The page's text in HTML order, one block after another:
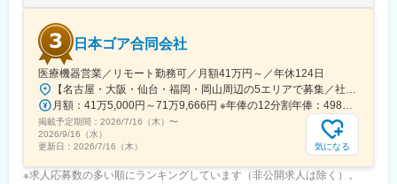
日本ゴア合同会社
医療機器営業／リモート勤務可／月額41万円～／年休124日
【名古屋・大阪・仙台・福岡・岡山周辺の5エリアで募集／社用車使用可】就業場所：ホームオフィス／顧客先への直行直帰スタイル(1)名古屋エリア愛知県、岐阜県、福井県、三重県(2)大阪エリア滋賀県、京都府、大阪府、兵庫県、奈良県、和歌山県(3)仙台エリア宮城県、青森県、秋田県、山形県、岩手県、福島県※上記東北6件をチームで担当(4)福岡エリア福岡県、大分県、佐賀県、熊本県、長崎県、宮崎県、鹿児島県、沖縄県(5)岡山エリア鳥取県、島根県、岡山県、広島県、山口県※今後は東京エリアでの募集も予定です。◎社用車での訪問が可能です◎訪問のない日は在宅勤務となります◎研修、社内の打ち合わせ、イベント等で出社が発生する可能性がございます◎転勤は基本ありません本社：東京都港区港南1-8-15 Wビル14F受動喫煙対策：敷地内全面禁煙
月額：41万5,000円～71万9,666円 ※年俸の12分割年俸：498万円～863万5,992円（固定残業手当を含む）＋Sales Pay（内訳）年額（基本給）：450万円～800万円固定残業手当：月4万円～5万3,000円（12時間分）※超過した時間外労働の残業手当は追加支給◎Sales Pay：年額（基本給）の10％支給あり
掲載予定期間： 2026/7/16（木） 〜
2026/9/16（水）
更新日： 2026/7/16（木） 気になる
※求人応募数の多い順にランキングしています（非公開求人は除く）。